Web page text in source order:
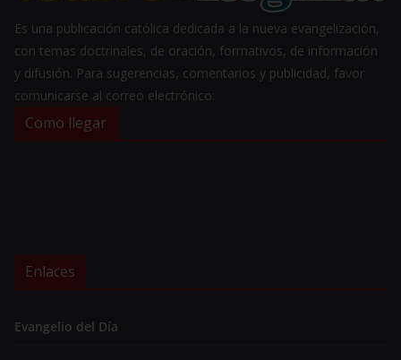
Es una publicación católica dedicada a la nueva evangelización,
con temas doctrinales, de oración, formativos, de información
y difusión. Para sugerencias, comentarios y publicidad, favor
comunicarse al correo electrónico:
Como llegar
Enlaces
Evangelio del Día